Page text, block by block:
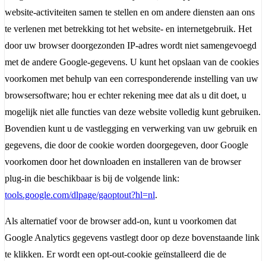
website-activiteiten samen te stellen en om andere diensten aan ons
te verlenen met betrekking tot het website- en internetgebruik. Het
door uw browser doorgezonden IP-adres wordt niet samengevoegd
met de andere Google-gegevens. U kunt het opslaan van de cookies
voorkomen met behulp van een corresponderende instelling van uw
browsersoftware; hou er echter rekening mee dat als u dit doet, u
mogelijk niet alle functies van deze website volledig kunt gebruiken.
Bovendien kunt u de vastlegging en verwerking van uw gebruik en
gegevens, die door de cookie worden doorgegeven, door Google
voorkomen door het downloaden en installeren van de browser
plug-in die beschikbaar is bij de volgende link:
tools.google.com/dlpage/gaoptout?hl=nl.
Als alternatief voor de browser add-on, kunt u voorkomen dat
Google Analytics gegevens vastlegt door op deze bovenstaande link
te klikken. Er wordt een opt-out-cookie geïnstalleerd die de